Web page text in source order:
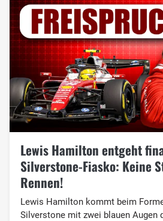
Lewis Hamilton entgeht
Silverstone-Fiasko: Keine
Rennen!
Lewis Hamilton kommt beim
Silverstone mit zwei blauen Augen